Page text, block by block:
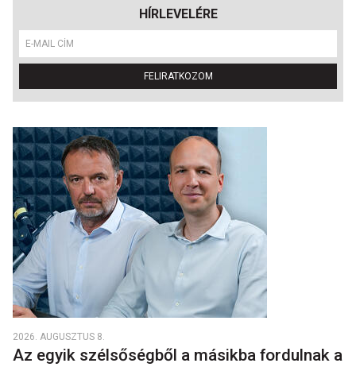
HÍRLEVELÉRE
FELIRATKOZOM
2026. AUGUSZTUS 8.
Az egyik szélsőségből a másikba fordulnak a